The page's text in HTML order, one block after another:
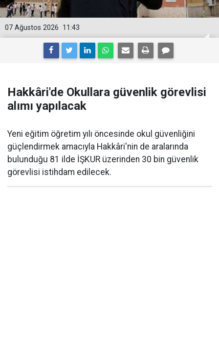
11:43
07 Ağustos 2026
Hakkâri'de Okullara güvenlik görevlisi
alımı yapılacak
Yeni eğitim öğretim yılı öncesinde okul güvenliğini
güçlendirmek amacıyla Hakkâri'nin de aralarında
bulunduğu 81 ilde İŞKUR üzerinden 30 bin güvenlik
görevlisi istihdam edilecek.